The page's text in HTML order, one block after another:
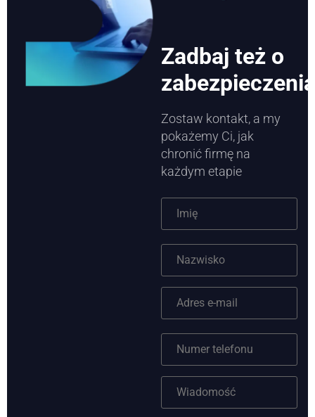
Zadbaj też o
Zostaw kontakt, a my
pokażemy Ci, jak
chronić firmę na
każdym etapie